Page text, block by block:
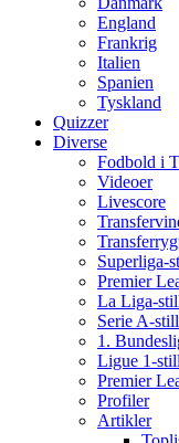
England
Frankrig
Italien
Spanien
Tyskland
Quizzer
Diverse
Fodbold i
Videoer
Livescore
Superliga-
Premier
La Liga-
Serie A-
1.
Ligue 1-
Premier
Profiler
Artikler